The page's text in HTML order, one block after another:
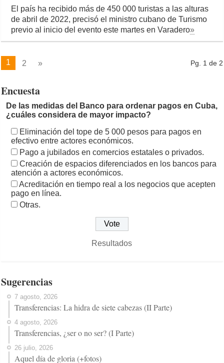
El país ha recibido más de 450 000 turistas a las alturas
de abril de 2022, precisó el ministro cubano de Turismo
previo al inicio del evento este martes en Varadero»
Pg. 1 de 2
1 2 »
Encuesta
De las medidas del Banco para ordenar pagos en Cuba,
¿cuáles considera de mayor impacto?
Eliminación del tope de 5 000 pesos para pagos en
efectivo entre actores económicos.
Pago a jubilados en comercios estatales o privados.
Creación de espacios diferenciados en los bancos para
atención a actores económicos.
Acreditación en tiempo real a los negocios que acepten
pago en línea.
Otras.
Resultados
Sugerencias
7 agosto, 2026
Transferencias: La hidra de siete cabezas (II Parte)
4 agosto, 2026
Transferencias, ¿ser o no ser? (I Parte)
26 julio, 2026
Aquel día de gloria (+fotos)